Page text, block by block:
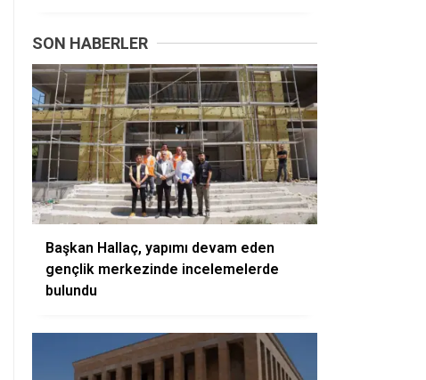
SON HABERLER
Başkan Hallaç, yapımı devam eden
gençlik merkezinde incelemelerde
bulundu